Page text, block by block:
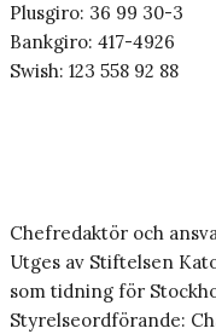
Plusgiro: 36 99 30-3
Bankgiro: 417-4926
Swish: 123 558 92 88
Chefredaktör och
Utges av Stiftelsen
som tidning för
Styrelseordförande: